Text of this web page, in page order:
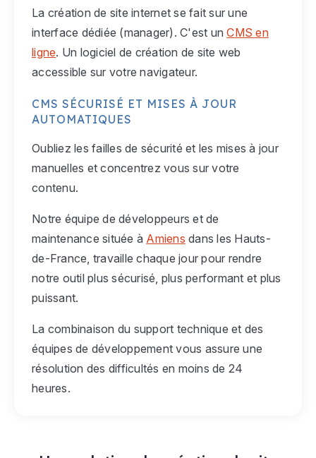
La création de site internet se fait sur une
interface dédiée (manager). C'est unCMS en
ligne. Un logiciel de création de site web
accessible sur votre navigateur.
CMS SÉCURISÉ ET MISES À JOUR
AUTOMATIQUES
Oubliez les failles de sécurité et les mises à jour
manuelles et concentrez vous sur votre
contenu.
Notre équipe de développeurs et de
maintenance située à Amiens dans les Hauts-
de-France, travaille chaque jour pour rendre
notre outil plus sécurisé, plus performant et plus
puissant.
La combinaison du support technique et des
équipes de développement vous assure une
résolution des difficultés en moins de 24
heures.